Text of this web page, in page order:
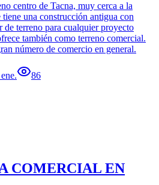
centro de Tacna, muy cerca a la
una construcción antigua con
de terreno para cualquier proyecto
también como terreno comercial.
número de comercio en general.
86
COMERCIAL EN